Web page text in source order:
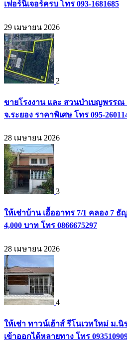
เฟอร์นิเจอร์ครบ โทร 093-1681685
29 เมษายน 2026
2
ขายโรงงาน และ สวนป่าเบญพรรณ
จ.ระยอง ราคาพิเศษ โทร 095-
28 เมษายน 2026
3
ให้เช่าบ้าน เอื้ออาทร 7/1 คลอง 7
4,000 บาท โทร 0866675297
28 เมษายน 2026
4
ให้เช่า ทาวน์เฮ้าส์ รีโนเวทใหม่ ม.
เข้าออกได้หลายทาง โทร